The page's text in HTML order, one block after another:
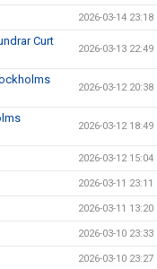
2026-03-14 23:18
Curt
2026-03-13 22:49
2026-03-12 20:38
2026-03-12 18:49
2026-03-12 15:04
2026-03-11 23:11
2026-03-11 13:20
2026-03-10 23:33
2026-03-10 23:27